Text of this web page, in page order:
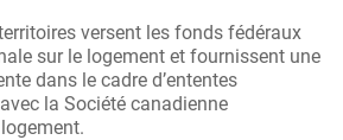
versent les fonds fédéraux
sur le logement et fournissent une
dans le cadre d’ententes
la Société canadienne